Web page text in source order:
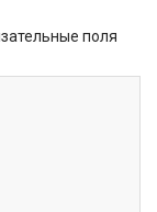
поля